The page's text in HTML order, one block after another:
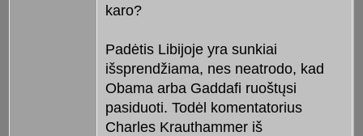
karo?
Padėtis Libijoje yra sunkiai
išsprendžiama, nes neatrodo, kad
Obama arba Gaddafi ruoštųsi
pasiduoti. Todėl komentatorius
Charles Krauthammer iš